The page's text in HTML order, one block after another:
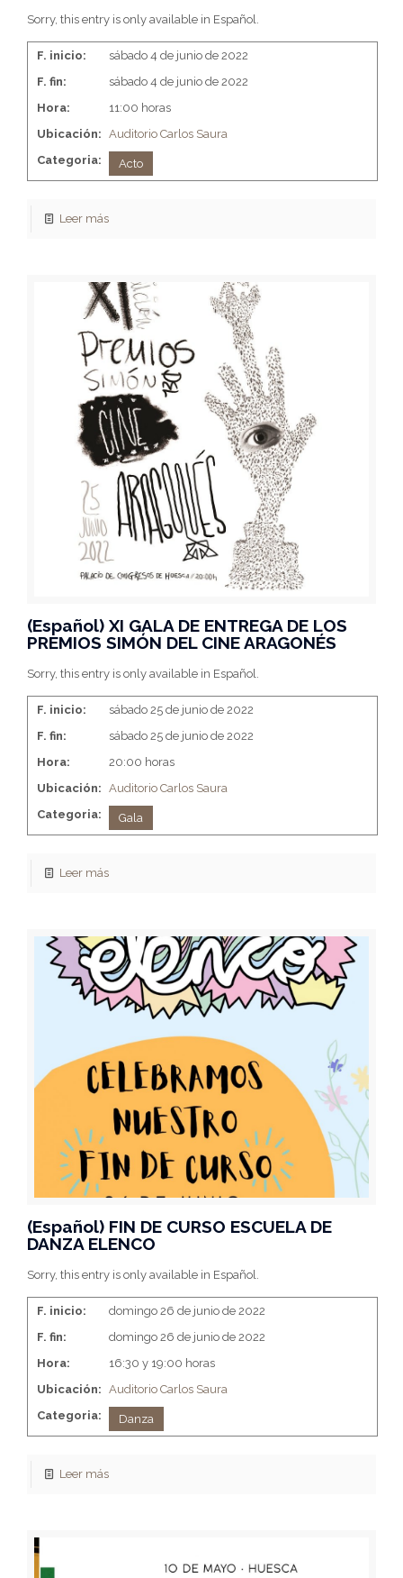
Sorry, this entry is only available in Español.
F. inicio:
sábado 4 de junio de 2022
F. fin:
sábado 4 de junio de 2022
Hora:
11:00 horas
Ubicación: Auditorio Carlos Saura
Categoria:
Acto
Leer más
(Español) XI GALA DE ENTREGA DE LOS
PREMIOS SIMÓN DEL CINE ARAGONÉS
Sorry, this entry is only available in Español.
F. inicio:
sábado 25 de junio de 2022
F. fin:
sábado 25 de junio de 2022
Hora:
20:00 horas
Ubicación: Auditorio Carlos Saura
Categoria:
Gala
Leer más
(Español) FIN DE CURSO ESCUELA DE
DANZA ELENCO
Sorry, this entry is only available in Español.
F. inicio:
domingo 26 de junio de 2022
F. fin:
domingo 26 de junio de 2022
Hora:
16:30 y 19:00 horas
Ubicación: Auditorio Carlos Saura
Categoria:
Danza
Leer más